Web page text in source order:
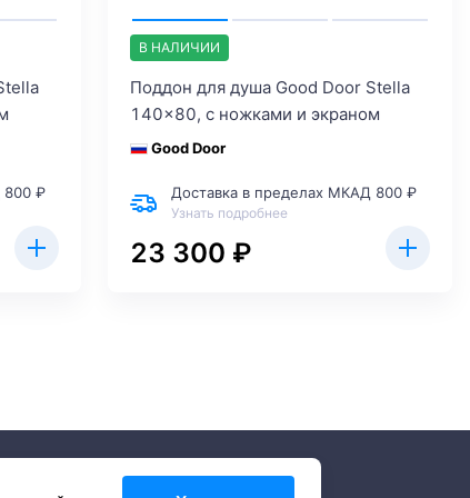
800 ₽
В НАЛИЧИИ
Поддон для душа Good Door Stella
140x80, с ножками и экраном
Good Door
Доставка в пределах МКАД 800 ₽
Узнать подробнее
23 300 ₽